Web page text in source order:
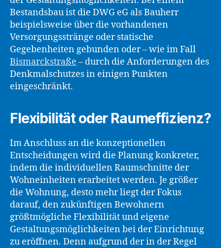
Bestandsbau ist die DWG eG als Bauherr
beispielsweise über die vorhandenen
Versorgungsstränge oder statische
Gegebenheiten gebunden oder – wie im Fall
Bismarckstraße – durch die Anforderungen des
Denkmalschutzes in einigen Punkten
eingeschränkt.
Flexibilität oder Raumeffizienz?
Im Anschluss an die konzeptionellen
Entscheidungen wird die Planung konkreter,
indem die individuellen Raumschnitte der
Wohneinheiten erarbeitet werden. Je größer
die Wohnung, desto mehr liegt der Fokus
darauf, den zukünftigen Bewohnern
größtmögliche Flexibilität und eigene
Gestaltungsmöglichkeiten bei der Einrichtung
zu eröffnen. Denn aufgrund der in der Regel